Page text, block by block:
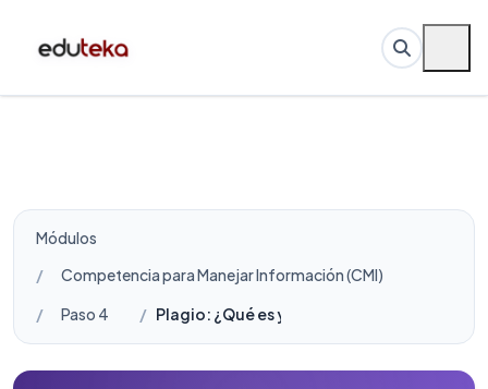
Módulos
Competencia para Manejar Información (CMI)
Paso 4
Plagio: ¿Qué es y cómo se evita?